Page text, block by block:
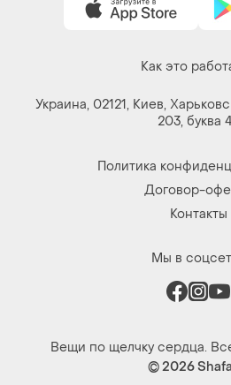
Как это
Украина, 02121, Киев,
203, буква
Политика
Договор-
Контакты
Мы в
Вещи по щелчку сердца.
© 2026